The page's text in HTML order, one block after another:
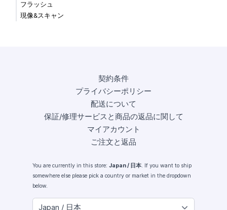
フラッシュ
現像&スキャン
契約条件
プライバシーポリシー
配送について
保証/修理サービスと商品の返品に関して
マイアカウント
ご注文と返品
You are currently in this store: Japan / 日本. If you want to ship
somewhere else please pick a country or market in the dropdown
below.